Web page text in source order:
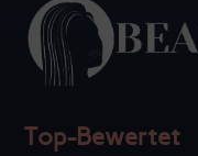
Top-Bewertet